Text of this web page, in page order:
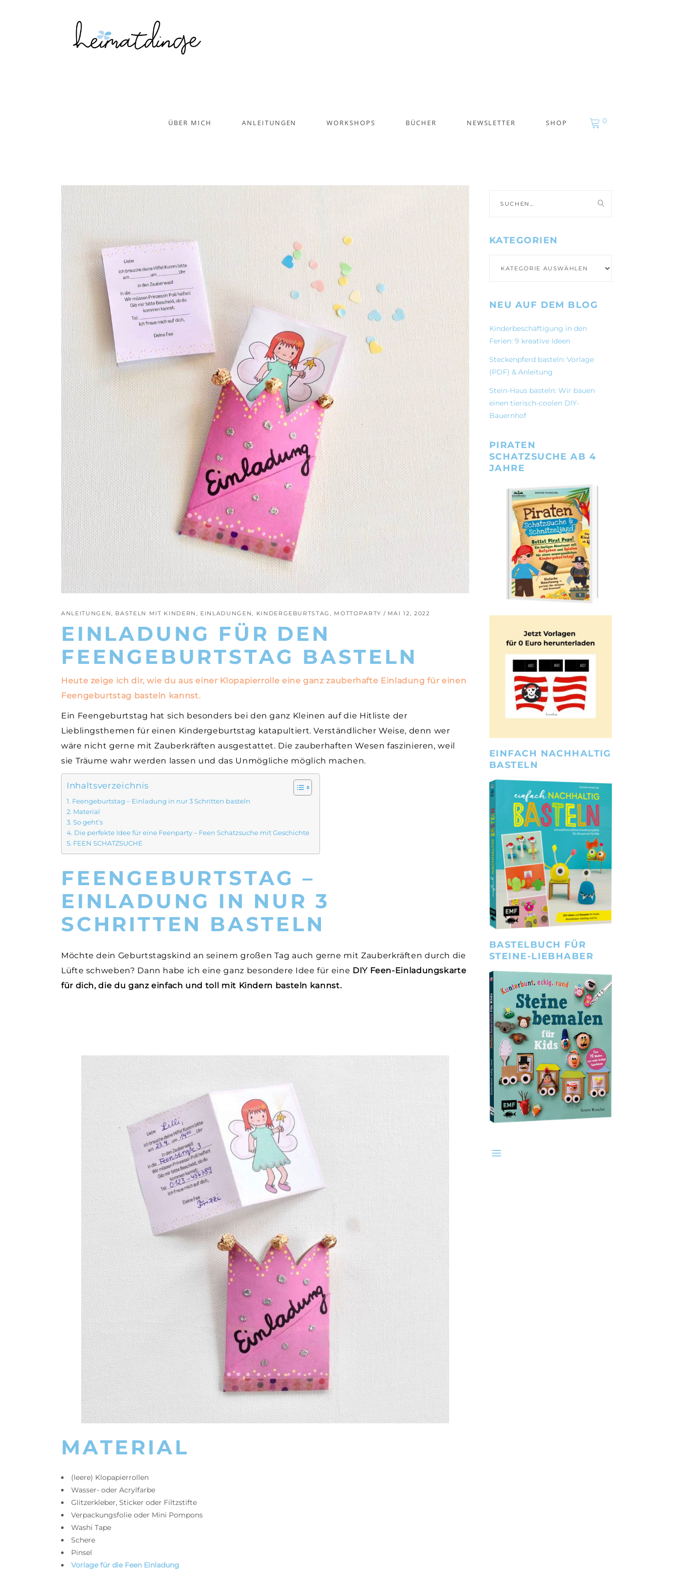
ÜBER MICH ANLEITUNGEN WORKSHOPS BÜCHER NEWSLETTER SHOP 0
ANLEITUNGEN, BASTELN MIT KINDERN , EINLADUNGEN, KINDERGEBURTSTAG, MOTTOPARTY MAI 12, 2022
EINLADUNG FÜR DEN
FEENGEBURTSTAG BASTELN
Heute zeige ich dir, wie du aus einer Klopapierrolle eine ganz zauberhafte Einladung für einen
Feengeburtstag basteln kannst.
Ein Feengeburtstag hat sich besonders bei den ganz Kleinen auf die Hitliste der
Lieblingsthemen für einen Kindergeburtstag katapultiert. Verständlicher Weise, denn wer
wäre nicht gerne mit Zauberkräften ausgestattet. Die zauberhaften Wesen faszinieren, weil
sie Träume wahr werden lassen und das Unmögliche möglich machen.
Inhaltsverzeichnis
Feengeburtstag – Einladung in nur 3 Schritten basteln
Material
So geht’s
Die perfekte Idee für eine Feenparty – Feen Schatzsuche mit Geschichte
FEEN SCHATZSUCHE
FEENGEBURTSTAG –
EINLADUNG IN NUR 3
SCHRITTEN BASTELN
Möchte dein Geburtstagskind an seinem großen Tag auch gerne mit Zauberkräften durch die
Lüfte schweben? Dann habe ich eine ganz besondere Idee für eine DIY Feen-Einladungskarte
für dich, die du ganz einfach und toll mit Kindern basteln kannst.
MATERIAL
(leere) Klopapierrollen
Wasser- oder Acrylfarbe
Glitzerkleber, Sticker oder Filtzstifte
Verpackungsfolie oder Mini Pompons
Washi Tape
Schere
Pinsel
Vorlage für die Feen Einladung
nach:
KATEGORIEN
NEU AUF DEM BLOG
Kinderbeschäftigung in den
Ferien: 9 kreative Ideen
Steckenpferd basteln: Vorlage
(PDF) & Anleitung
Stein-Haus basteln: Wir bauen
einen tierisch-coolen DIY-
Bauernhof
PIRATEN
SCHATZSUCHE AB 4
JAHRE
EINFACH NACHHALTIG
BASTELN
BASTELBUCH FÜR
STEINE-LIEBHABER